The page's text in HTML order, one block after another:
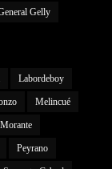
Gelly
Labordeboy
Melincué
Peyrano